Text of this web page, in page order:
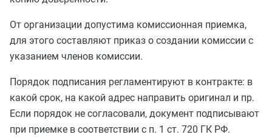
От организации допустима комиссионная приемка,
для этого составляют приказ о создании комиссии с
указанием членов комиссии.
Порядок подписания регламентируют в контракте: в
какой срок, на какой адрес направить оригинал и пр.
Если порядок не согласовали, документ подписывают
при приемке в соответствии с п. 1 ст. 720 ГК РФ.